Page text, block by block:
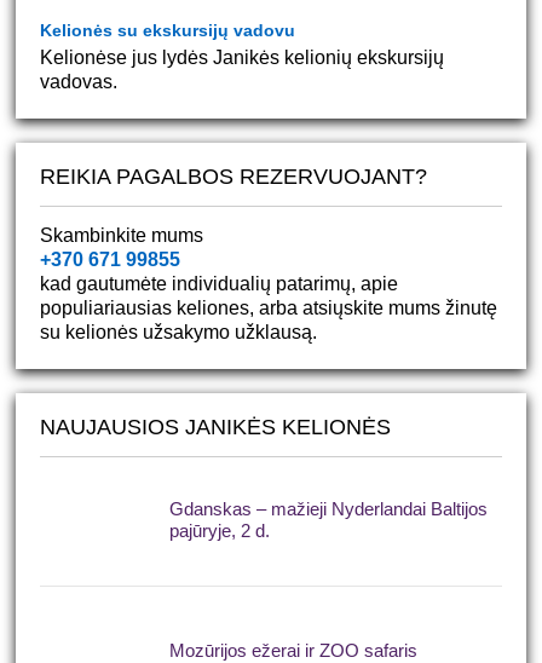
Kelionės su ekskursijų vadovu
Kelionėse jus lydės Janikės kelionių ekskursijų
vadovas.
REIKIA PAGALBOS REZERVUOJANT?
Skambinkite mums
+370 671 99855
kad gautumėte individualių patarimų, apie
populiariausias keliones, arba atsiųskite mums žinutę
su kelionės užsakymo užklausą.
NAUJAUSIOS JANIKĖS KELIONĖS
Gdanskas – mažieji Nyderlandai Baltijos
pajūryje, 2 d.
Mozūrijos ežerai ir ZOO safaris